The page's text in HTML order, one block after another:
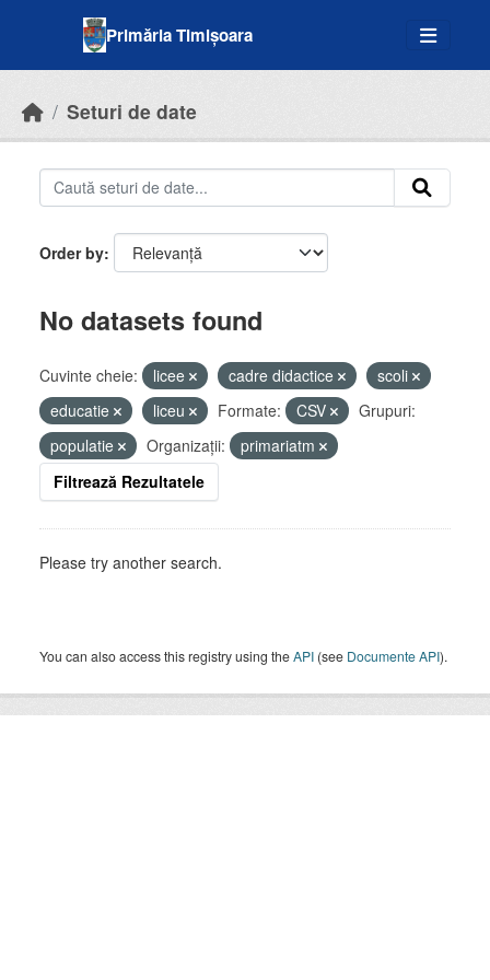
Primăria Timișoara
Seturi de date
Order by
No datasets found
Cuvinte cheie: licee cadre didactice
scoli
educatie
liceu Formate: CSV
Grupuri:
populatie
Organizații:
primariatm
Filtrează Rezultatele
Please try another search.
You can also access this registry using theAPI (see Documente API).